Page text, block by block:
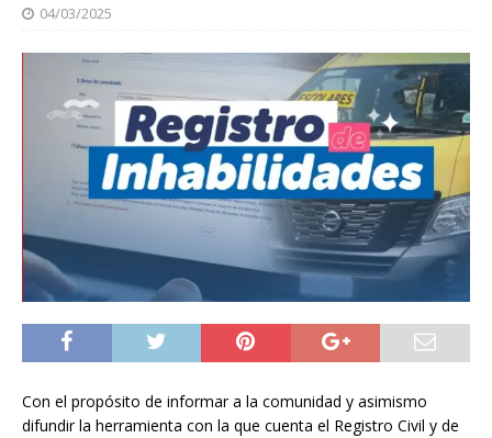
04/03/2025
Con el propósito de informar a la comunidad y asimismo
difundir la herramienta con la que cuenta el Registro Civil y de